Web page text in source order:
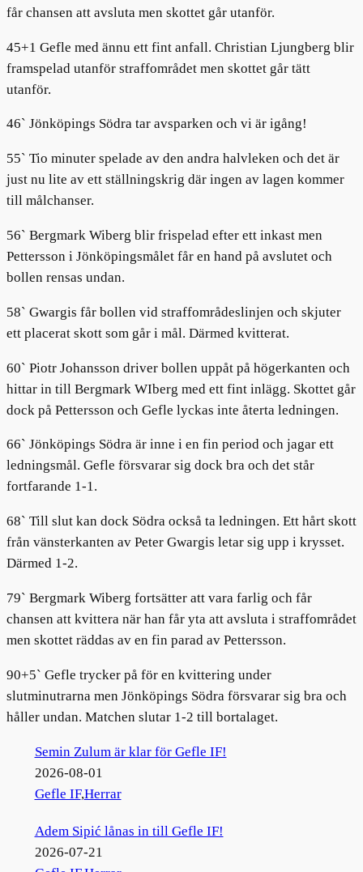
får chansen att avsluta men skottet går utanför.
45+1 Gefle med ännu ett fint anfall. Christian Ljungberg blir
framspelad utanför straffområdet men skottet går tätt
utanför.
46` Jönköpings Södra tar avsparken och vi är igång!
55` Tio minuter spelade av den andra halvleken och det är
just nu lite av ett ställningskrig där ingen av lagen kommer
till målchanser.
56` Bergmark Wiberg blir frispelad efter ett inkast men
Pettersson i Jönköpingsmålet får en hand på avslutet och
bollen rensas undan.
58` Gwargis får bollen vid straffområdeslinjen och skjuter
ett placerat skott som går i mål. Därmed kvitterat.
60` Piotr Johansson driver bollen uppåt på högerkanten och
hittar in till Bergmark WIberg med ett fint inlägg. Skottet går
dock på Pettersson och Gefle lyckas inte återta ledningen.
66` Jönköpings Södra är inne i en fin period och jagar ett
ledningsmål. Gefle försvarar sig dock bra och det står
fortfarande 1-1.
68` Till slut kan dock Södra också ta ledningen. Ett hårt skott
från vänsterkanten av Peter Gwargis letar sig upp i krysset.
Därmed 1-2.
79` Bergmark Wiberg fortsätter att vara farlig och får
chansen att kvittera när han får yta att avsluta i straffområdet
men skottet räddas av en fin parad av Pettersson.
90+5` Gefle trycker på för en kvittering under
slutminutrarna men Jönköpings Södra försvarar sig bra och
håller undan. Matchen slutar 1-2 till bortalaget.
Semin Zulum är klar för Gefle IF!
2026-08-01
Gefle IF,Herrar
Adem Sipić lånas in till Gefle IF!
2026-07-21